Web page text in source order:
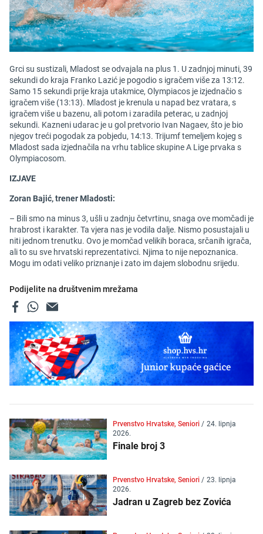
Grci su sustizali, Mladost se odvajala na plus 1. U zadnjoj minuti, 39
sekundi do kraja Franko Lazić je pogodio s igračem više za 13:12.
Samo 15 sekundi prije kraja utakmice, Olympiacos je izjednačio s
igračem više (13:13). Mladost je krenula u napad bez vratara, s
igračem više u bazenu, ali potom i zaradila peterac, u zadnjoj
sekundi. Kazneni udarac je u gol pretvorio Ivan Nagaev, što je bio
njegov treći pogodak za pobjedu, 14:13. Trijumf temeljem kojeg s
Mladost sada izjednačila na vrhu tablice skupine A Lige prvaka s
Olympiacosom.
IZJAVE
Zoran Bajić, trener Mladosti:
– Bili smo na minus 3, ušli u zadnju četvrtinu, snaga ove momčadi je
hrabrost i karakter. Ta vjera nas je vodila dalje. Nismo posustajali u
niti jednom trenutku. Ovo je momčad velikih boraca, srčanih igrača,
ali to su sve hrvatski reprezentativci. Njima to nije nepoznanica.
Mogu im odati veliko priznanje i zato im dajem slobodnu srijedu.
Podijelite na društvenim mrežama
Prvenstvo Hrvatske, Seniori / 24. lipnja
2026.
Finale broj 3
Prvenstvo Hrvatske, Seniori / 23. lipnja
2026.
Jadran u Zagreb bez Zovića